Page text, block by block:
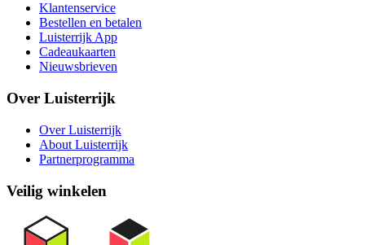
Klantenservice
Bestellen en betalen
Luisterrijk App
Cadeaukaarten
Nieuwsbrieven
Over Luisterrijk
Over Luisterrijk
About Luisterrijk
Partnerprogramma
Veilig winkelen